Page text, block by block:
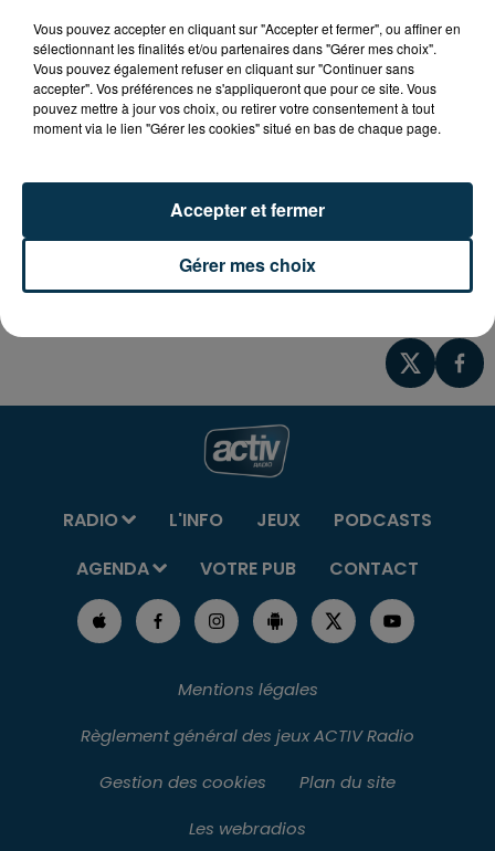
miniatures extrêmement réalistes sur des parcours
naturels et artificiels spécialement conçus pour
l’occasion.
Un mini dakar avec road-book sera organisé pour
catégorie pleine essor dans le monde du modélisme
et du loisir outdoor.
RADIO L'INFO JEUX
PODCASTS
AGENDA
VOTRE PUB CONTACT
Mentions légales
Règlement général des jeux ACTIV Radio
Gestion des cookies
Plan du site
Les webradios
Vous pouvez accepter en cliquant sur "Accepter et fermer", ou affiner en
sélectionnant les finalités et/ou partenaires dans "Gérer mes choix".
Vous pouvez également refuser en cliquant sur "Continuer sans
accepter". Vos préférences ne s'appliqueront que pour ce site. Vous
pouvez mettre à jour vos choix, ou retirer votre consentement à tout
moment via le lien "Gérer les cookies" situé en bas de chaque page.
Gérer mes choix
Accepter et fermer